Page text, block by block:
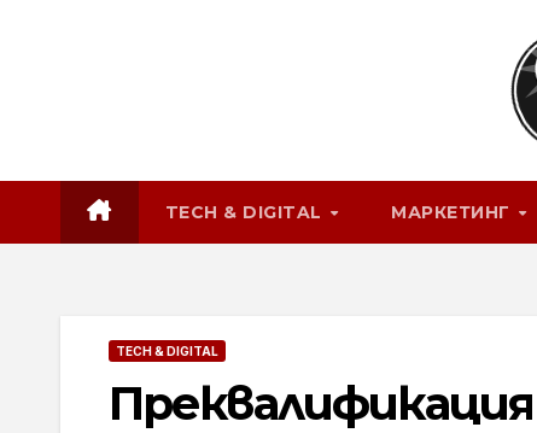
TECH & DIGITAL МАРКЕТИНГ
TECH & DIGITAL